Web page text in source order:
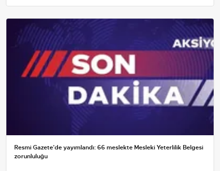
Resmi Gazete'de yayımlandı: 66 meslekte Mesleki Yeterlilik Belgesi
zorunluluğu